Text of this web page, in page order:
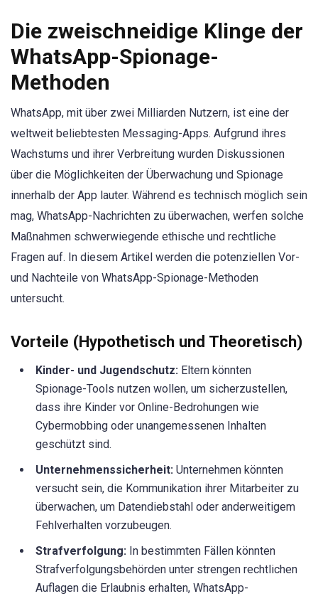
Die zweischneidige Klinge der
WhatsApp-Spionage-
Methoden
WhatsApp, mit über zwei Milliarden Nutzern, ist eine der
weltweit beliebtesten Messaging-Apps. Aufgrund ihres
Wachstums und ihrer Verbreitung wurden Diskussionen
über die Möglichkeiten der Überwachung und Spionage
innerhalb der App lauter. Während es technisch möglich sein
mag, WhatsApp-Nachrichten zu überwachen, werfen solche
Maßnahmen schwerwiegende ethische und rechtliche
Fragen auf. In diesem Artikel werden die potenziellen Vor-
und Nachteile von WhatsApp-Spionage-Methoden
untersucht.
Vorteile (Hypothetisch und Theoretisch)
Kinder- und Jugendschutz: Eltern könnten
Spionage-Tools nutzen wollen, um sicherzustellen,
dass ihre Kinder vor Online-Bedrohungen wie
Cybermobbing oder unangemessenen Inhalten
geschützt sind.
Unternehmenssicherheit: Unternehmen könnten
versucht sein, die Kommunikation ihrer Mitarbeiter zu
überwachen, um Datendiebstahl oder anderweitigem
Fehlverhalten vorzubeugen.
Strafverfolgung: In bestimmten Fällen könnten
Strafverfolgungsbehörden unter strengen rechtlichen
Auflagen die Erlaubnis erhalten, WhatsApp-